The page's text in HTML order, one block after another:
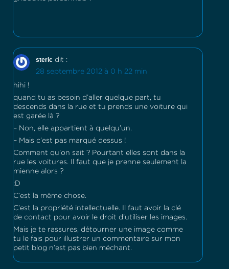
steric dit :
28 septembre 2012 à 0 h 22 min
hihi !
quand tu as besoin d’aller quelque part, tu
descends dans la rue et tu prends une voiture qui
est garée là ?
– Non, elle appartient à quelqu’un.
– Mais c’est pas marqué dessus !
Comment qu’on sait ? Pourtant elles sont dans la
rue les voitures. Il faut que je prenne seulement la
mienne alors ?
:D
C’est la même chose.
C’est la propriété intellectuelle. Il faut avoir la clé
de contact pour avoir le droit d’utiliser les images.
Mais je te rassures, détourner une image comme
tu le fais pour illustrer un commentaire sur mon
petit blog n’est pas bien méchant.